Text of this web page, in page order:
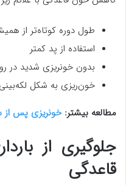
طول دوره کوتاه‌تر از
استفاده از پد کمتر
بدون خونریزی شدید در
خون‌ریزی به شکل
مطالعه بیشتر:خونریزی پس
جلوگیری از
قاعدگی